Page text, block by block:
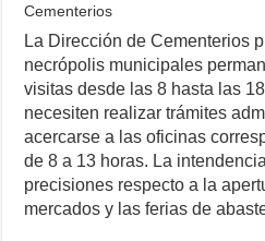
Cementerios
La Dirección de Cementerios
necrópolis municipales
visitas desde las 8 hasta las
necesiten realizar trámites
acercarse a las oficinas
de 8 a 13 horas. La
precisiones respecto a la
mercados y las ferias de